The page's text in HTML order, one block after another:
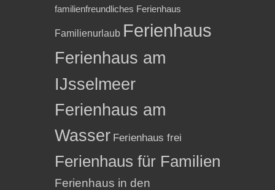
familienfreundliches Ferienhaus
Familienurlaub Ferienhaus
Ferienhaus am
IJsselmeer
Ferienhaus am
Wasser Ferienhaus frei
Ferienhaus für Familien
Ferienhaus in den